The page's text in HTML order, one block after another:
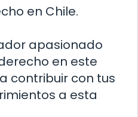
en Chile.
apasionado
en este
contribuir con tus
a esta